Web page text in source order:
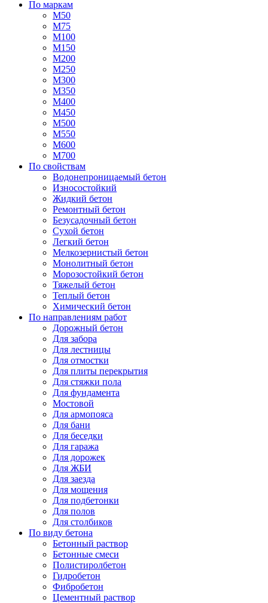
По маркам
М50
М75
М100
М150
М200
М250
М300
М350
М400
М450
М500
М550
М600
М700
По свойствам
Водонепроницаемый бетон
Износостойкий
Жидкий бетон
Ремонтный бетон
Безусадочный бетон
Сухой бетон
Легкий бетон
Мелкозернистый бетон
Монолитный бетон
Морозостойкий бетон
Тяжелый бетон
Теплый бетон
Химический бетон
По направлениям работ
Дорожный бетон
Для забора
Для лестницы
Для отмостки
Для плиты перекрытия
Для стяжки пола
Для фундамента
Мостовой
Для армопояса
Для бани
Для беседки
Для гаража
Для дорожек
Для ЖБИ
Для заезда
Для мощения
Для подбетонки
Для полов
Для столбиков
По виду бетона
Бетонный раствор
Бетонные смеси
Полистиролбетон
Гидробетон
Фибробетон
Цементный раствор